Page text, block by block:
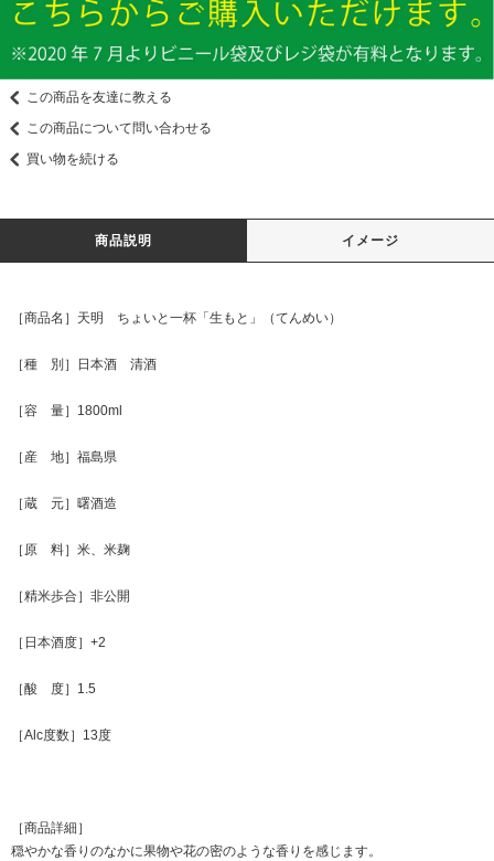
この商品を友達に教える
この商品について問い合わせる
買い物を続ける
商品説明 イメージ
［商品名］天明 ちょいと一杯「生もと」（てんめい）
［種 別］日本酒 清酒
［容 量］1800ml
［産 地］福島県
［蔵 元］曙酒造
［原 料］米、米麹
［精米歩合］非公開
［日本酒度］+2
［酸 度］1.5
［Alc度数］13度
［商品詳細］
穏やかな香りのなかに果物や花の密のような香りを感じます。